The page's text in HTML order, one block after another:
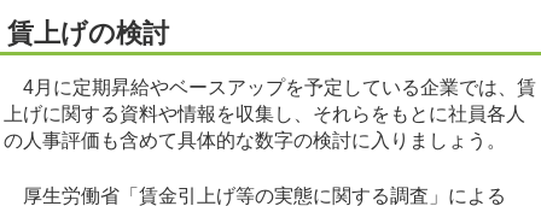
賃上げの検討
4月に定期昇給やベースアップを予定している企業では、賃
上げに関する資料や情報を収集し、それらをもとに社員各人
の人事評価も含めて具体的な数字の検討に入りましょう。
厚生労働省「賃金引上げ等の実態に関する調査」による